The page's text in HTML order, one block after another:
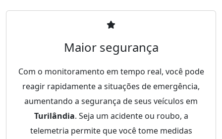
Maior segurança
Com o monitoramento em tempo real, você pode
reagir rapidamente a situações de emergência,
aumentando a segurança de seus veículos em
Turilândia. Seja um acidente ou roubo, a
telemetria permite que você tome medidas